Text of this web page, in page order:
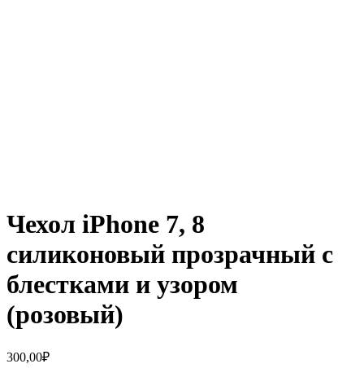
Чехол iPhone 7, 8
силиконовый прозрачный с
блестками и узором
(розовый)
300,00₽